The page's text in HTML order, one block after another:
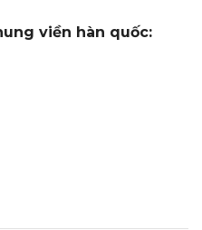
viền hàn quốc: